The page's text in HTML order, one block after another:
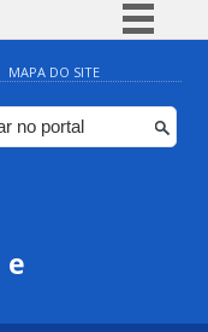
Simplifique!
Comunica BR
Participe
MAPA DO SITE